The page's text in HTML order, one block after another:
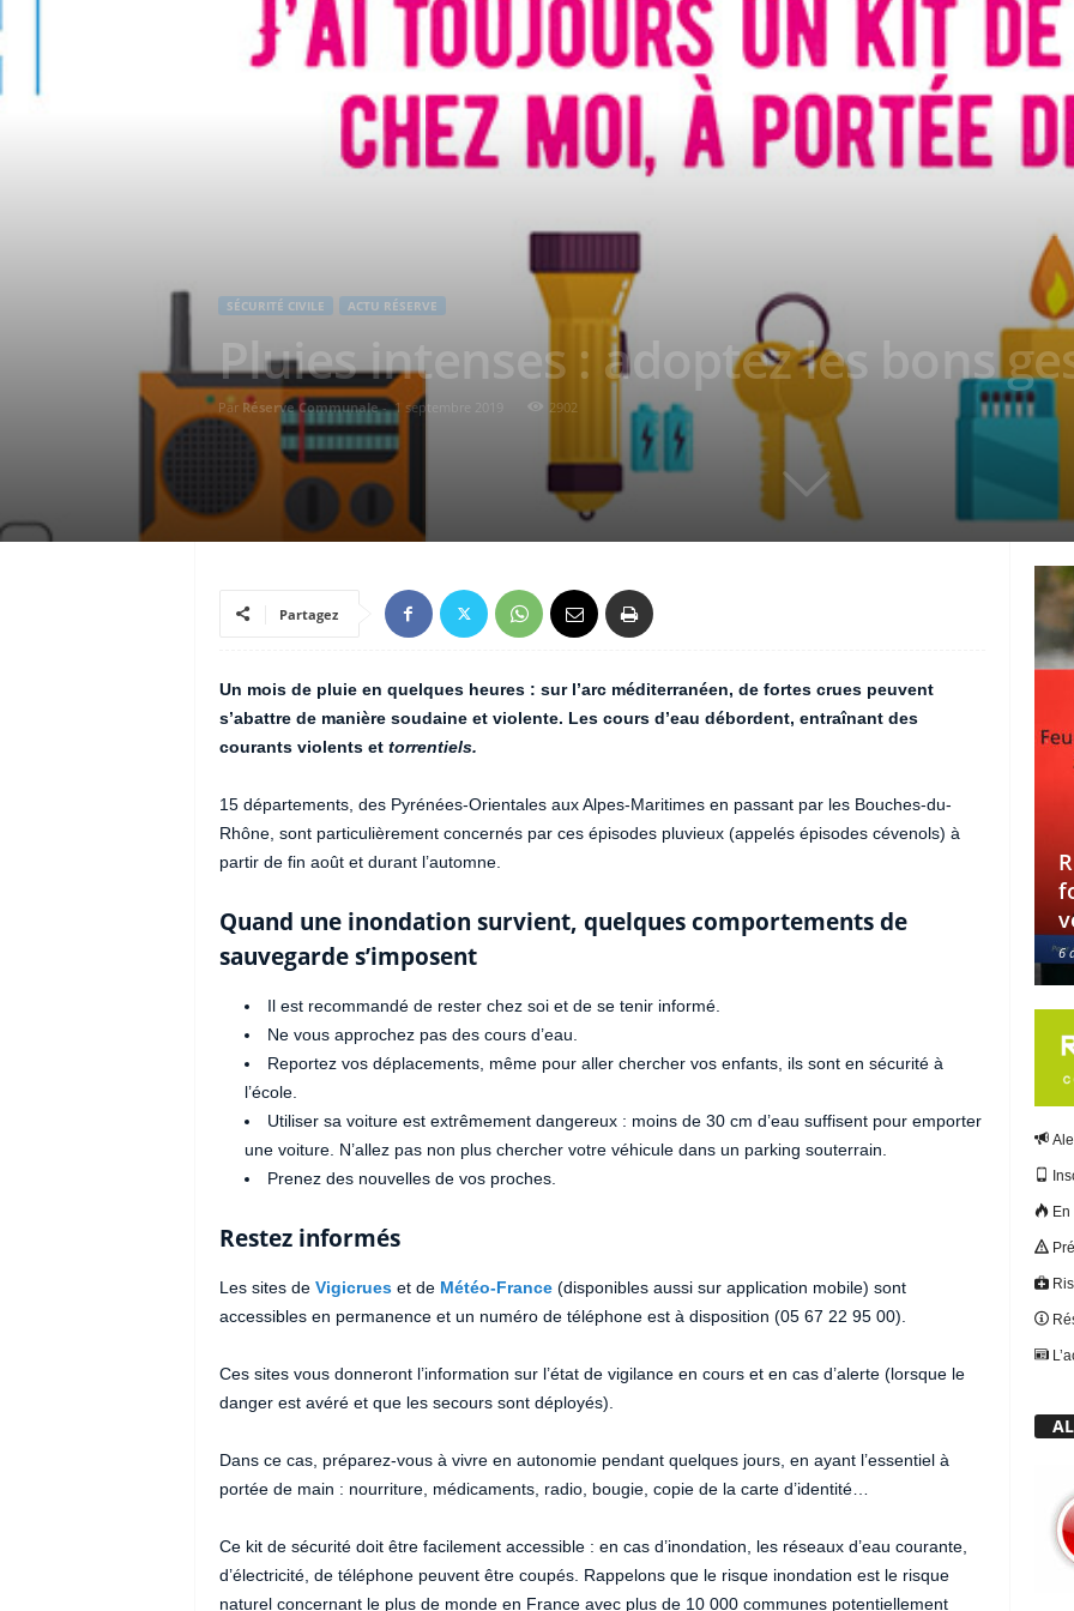
SÉCURITÉ CIVILE ACTU RÉSERVE
Pluies intenses : adoptez les bons
Par Réserve Communale- 1 septembre 2019 2902
Partagez
Un mois de pluie en quelques heures : sur l’arc méditerranéen, de fortes crues peuvent
s’abattre de manière soudaine et violente. Les cours d’eau débordent, entraînant des
courants violents et torrentiels.
15 départements, des Pyrénées-Orientales aux Alpes-Maritimes en passant par les Bouches-du-
Rhône, sont particulièrement concernés par ces épisodes pluvieux (appelés épisodes cévenols) à
partir de fin août et durant l’automne.
Quand une inondation survient, quelques comportements de
sauvegarde s’imposent
Il est recommandé de rester chez soi et de se tenir informé.
Ne vous approchez pas des cours d’eau.
Reportez vos déplacements, même pour aller chercher vos enfants, ils sont en sécurité à
l’école.
Utiliser sa voiture est extrêmement dangereux : moins de 30 cm d’eau suffisent pour emporter
une voiture. N’allez pas non plus chercher votre véhicule dans un parking souterrain.
Prenez des nouvelles de vos proches.
Restez informés
Les sites de Vigicrueset de Météo-France(disponibles aussi sur application mobile) sont
accessibles en permanence et un numéro de téléphone est à disposition (05 67 22 95 00).
Ces sites vous donneront l’information sur l’état de vigilance en cours et en cas d’alerte (lorsque le
danger est avéré et que les secours sont déployés).
Dans ce cas, préparez-vous à vivre en autonomie pendant quelques jours, en ayant l’essentiel à
portée de main : nourriture, médicaments, radio, bougie, copie de la carte d’identité…
Ce kit de sécurité doit être facilement accessible : en cas d’inondation, les réseaux d’eau courante,
d’électricité, de téléphone peuvent être coupés. Rappelons que le risque inondation est le risque
naturel concernant le plus de monde en France avec plus de 10 000 communes potentiellement
6
En